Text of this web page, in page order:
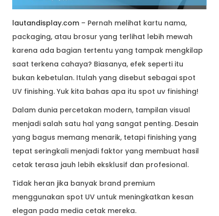
lautandisplay.com – Pernah melihat kartu nama,
packaging, atau brosur yang terlihat lebih mewah
karena ada bagian tertentu yang tampak mengkilap
saat terkena cahaya? Biasanya, efek seperti itu
bukan kebetulan. Itulah yang disebut sebagai spot
UV finishing. Yuk kita bahas apa itu spot uv finishing!
Dalam dunia percetakan modern, tampilan visual
menjadi salah satu hal yang sangat penting. Desain
yang bagus memang menarik, tetapi finishing yang
tepat seringkali menjadi faktor yang membuat hasil
cetak terasa jauh lebih eksklusif dan profesional.
Tidak heran jika banyak brand premium
menggunakan spot UV untuk meningkatkan kesan
elegan pada media cetak mereka.